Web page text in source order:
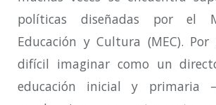
políticas diseñadas por el
Educación y Cultura (MEC).
difícil imaginar como un
educación inicial y primaria